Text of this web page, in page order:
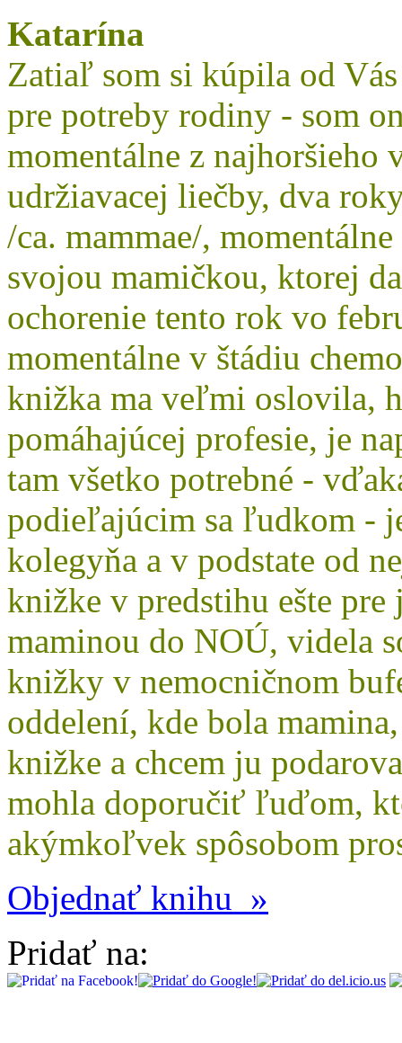
Katarína
Zatiaľ som si kúpila od
pre potreby rodiny - som
momentálne z najhoršieho
udržiavacej liečby, dva
/ca. mammae/,
svojou mamičkou, ktorej
ochorenie tento rok vo
momentálne v štádiu
knižka ma veľmi oslovila,
pomáhajúcej profesie, je
tam všetko potrebné -
podieľajúcim sa ľudkom -
kolegyňa a v podstate od
knižke v predstihu ešte
maminou do NOÚ, videla
knižky v nemocničnom
oddelení, kde bola
knižke a chcem ju
mohla doporučiť ľuďom,
akýmkoľvek spôsobom
Objednať knihu »
Pridať na: